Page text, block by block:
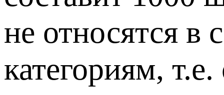
не относятся в
категориям,